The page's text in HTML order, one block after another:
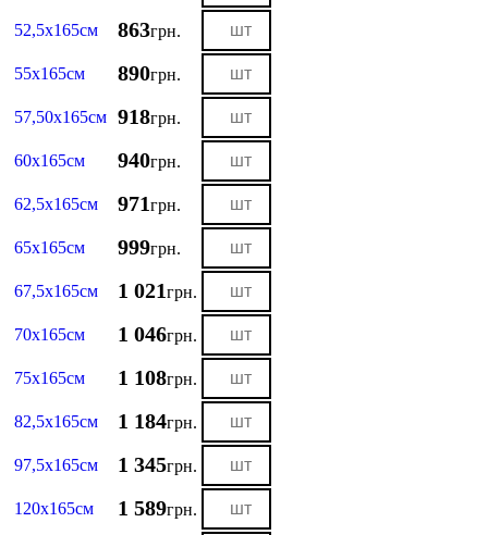
52,5х165см 863грн.
55х165см 890грн.
57,50х165см 918грн.
60х165см 940грн.
62,5х165см 971грн.
65х165см 999грн.
67,5х165см 1 021грн.
70х165см 1 046грн.
75х165см 1 108грн.
82,5х165см 1 184грн.
97,5х165см 1 345грн.
120х165см 1 589грн.